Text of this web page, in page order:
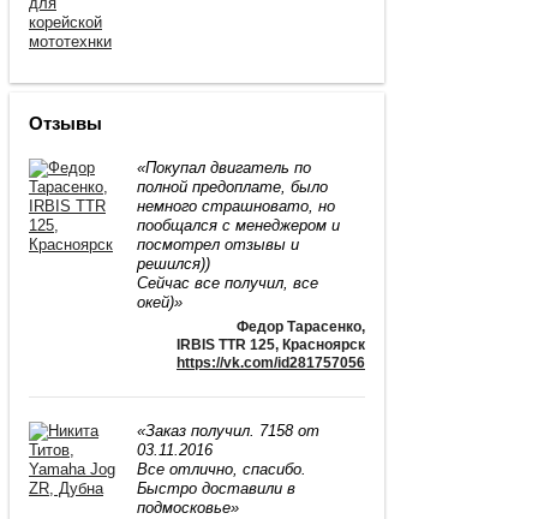
Отзывы
«Покупал двигатель по
полной предоплате, было
немного страшновато, но
пообщался с менеджером и
посмотрел отзывы и
решился))
Сейчас все получил, все
окей)»
Федор Тарасенко,
IRBIS TTR 125, Красноярск
https://vk.com/id281757056
«Заказ получил. 7158 от
03.11.2016
Все отлично, спасибо.
Быстро доставили в
подмосковье»